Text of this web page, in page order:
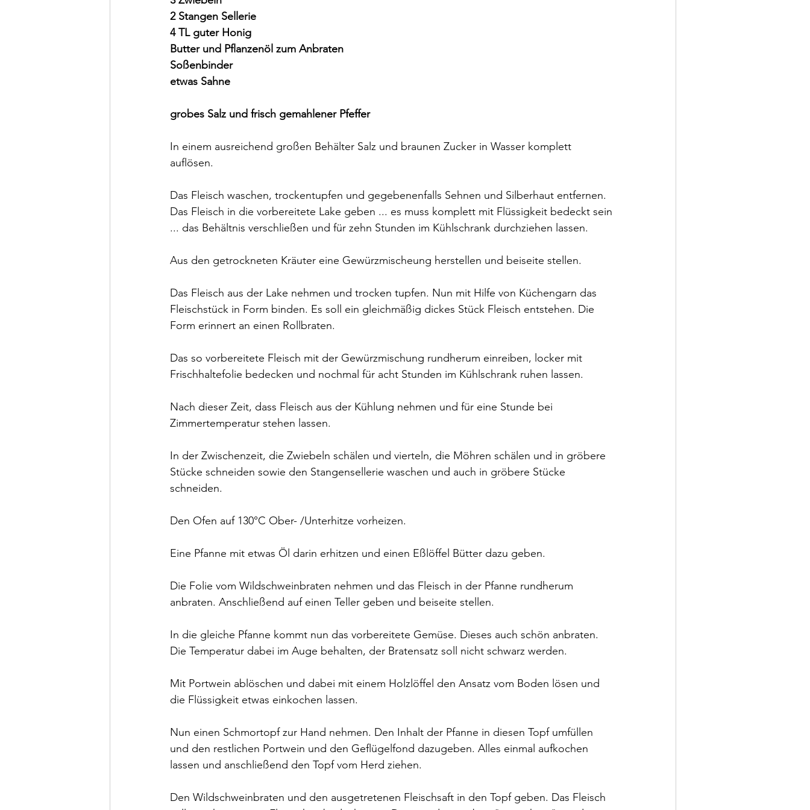
2 Stangen Sellerie
4 TL guter Honig
Butter und Pflanzenöl zum Anbraten
Soßenbinder
etwas Sahne
grobes Salz und frisch gemahlener Pfeffer
In einem ausreichend großen Behälter Salz und braunen Zucker in Wasser komplett
auflösen.
Das Fleisch waschen, trockentupfen und gegebenenfalls Sehnen und Silberhaut entfernen.
Das Fleisch in die vorbereitete Lake geben ... es muss komplett mit Flüssigkeit bedeckt sein
... das Behältnis verschließen und für zehn Stunden im Kühlschrank durchziehen lassen.
Aus den getrockneten Kräuter eine Gewürzmischeung herstellen und beiseite stellen.
Das Fleisch aus der Lake nehmen und trocken tupfen. Nun mit Hilfe von Küchengarn das
Fleischstück in Form binden. Es soll ein gleichmäßig dickes Stück Fleisch entstehen. Die
Form erinnert an einen Rollbraten.
Das so vorbereitete Fleisch mit der Gewürzmischung rundherum einreiben, locker mit
Frischhaltefolie bedecken und nochmal für acht Stunden im Kühlschrank ruhen lassen.
Nach dieser Zeit, dass Fleisch aus der Kühlung nehmen und für eine Stunde bei
Zimmertemperatur stehen lassen.
In der Zwischenzeit, die Zwiebeln schälen und vierteln, die Möhren schälen und in gröbere
Stücke schneiden sowie den Stangensellerie waschen und auch in gröbere Stücke
schneiden.
Den Ofen auf 130°C Ober- /Unterhitze vorheizen.
Eine Pfanne mit etwas Öl darin erhitzen und einen Eßlöffel Bütter dazu geben.
Die Folie vom Wildschweinbraten nehmen und das Fleisch in der Pfanne rundherum
anbraten. Anschließend auf einen Teller geben und beiseite stellen.
In die gleiche Pfanne kommt nun das vorbereitete Gemüse. Dieses auch schön anbraten.
Die Temperatur dabei im Auge behalten, der Bratensatz soll nicht schwarz werden.
Mit Portwein ablöschen und dabei mit einem Holzlöffel den Ansatz vom Boden lösen und
die Flüssigkeit etwas einkochen lassen.
Nun einen Schmortopf zur Hand nehmen. Den Inhalt der Pfanne in diesen Topf umfüllen
und den restlichen Portwein und den Geflügelfond dazugeben. Alles einmal aufkochen
lassen und anschließend den Topf vom Herd ziehen.
Den Wildschweinbraten und den ausgetretenen Fleischsaft in den Topf geben. Das Fleisch